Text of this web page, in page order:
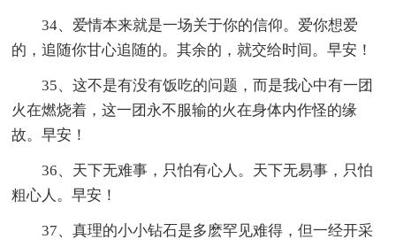
34、爱情本来就是一场关于你的信仰。爱你想爱
的，追随你甘心追随的。其余的，就交给时间。早安！
35、这不是有没有饭吃的问题，而是我心中有一团
火在燃烧着，这一团永不服输的火在身体内作怪的缘
故。早安！
36、天下无难事，只怕有心人。天下无易事，只怕
粗心人。早安！
37、真理的小小钻石是多麽罕见难得，但一经开采